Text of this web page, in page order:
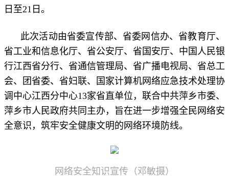
日至21日。
此次活动由省委宣传部、省委网信办、省教育厅、
省工业和信息化厅、省公安厅、省国安厅、中国人民银
行江西省分行、省通信管理局、省广播电视局、省总工
会、团省委、省妇联、国家计算机网络应急技术处理协
调中心江西分中心13家省直单位，联合中共萍乡市委、
萍乡市人民政府共同主办，旨在进一步增强全民网络安
全意识，筑牢安全健康文明的网络环境防线。
网络安全知识宣传（邓敏摄）